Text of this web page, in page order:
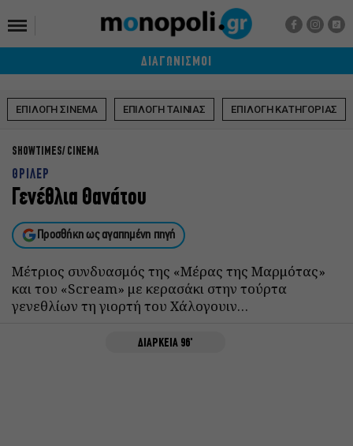
ΔΙΑΓΩΝΙΣΜΟΙ
ΕΠΙΛΟΓΗ ΣΙΝΕΜΑ ΕΠΙΛΟΓΗ ΤΑΙΝΙΑΣ ΕΠΙΛΟΓΗ ΚΑΤΗΓΟΡΙΑΣ
SHOWTIMES CINEMA
ΘΡΙΛΕΡ
Γενέθλια Θανάτου
Προσθήκη ως αγαπημένη πηγή
Μέτριος συνδυασμός της «Μέρας της Μαρμότας»
και του «Scream» με κερασάκι στην τούρτα
γενεθλίων τη γιορτή του Χάλογουιν…
ΔΙΑΡΚΕΙΑ 96'